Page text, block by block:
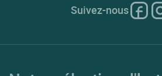
Suivez-nous